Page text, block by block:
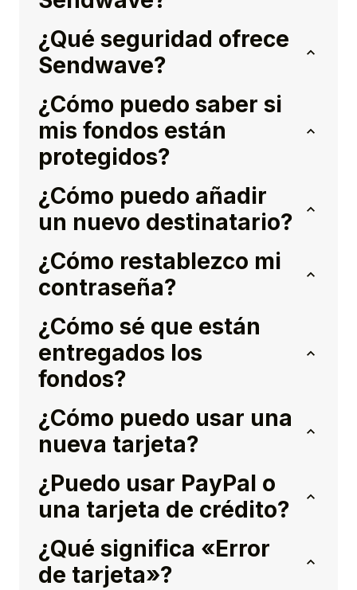
¿Qué seguridad ofrece
Sendwave?
¿Cómo puedo saber si
mis fondos están
protegidos?
¿Cómo puedo añadir
un nuevo destinatario?
¿Cómo restablezco mi
contraseña?
¿Cómo sé que están
entregados los
fondos?
¿Cómo puedo usar una
nueva tarjeta?
¿Puedo usar PayPal o
una tarjeta de crédito?
¿Qué significa «Error
de tarjeta»?